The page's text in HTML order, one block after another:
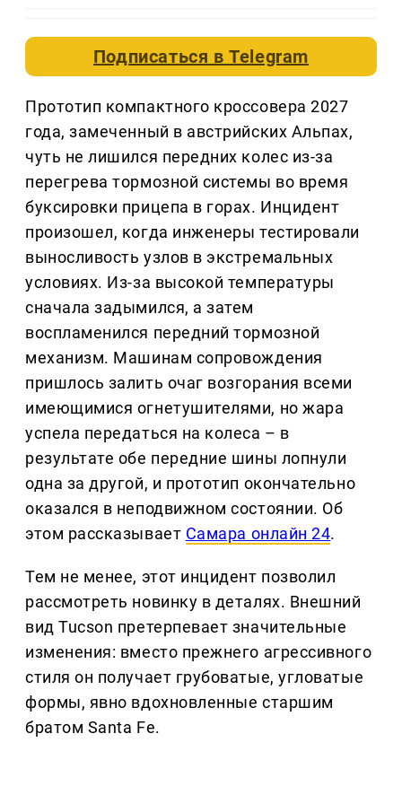
Подписаться вTelegram
Прототип компактного кроссовера 2027
года, замеченный в австрийских Альпах,
чуть не лишился передних колес из-за
перегрева тормозной системы во время
буксировки прицепа в горах. Инцидент
произошел, когда инженеры тестировали
выносливость узлов в экстремальных
условиях. Из-за высокой температуры
сначала задымился, а затем
воспламенился передний тормозной
механизм. Машинам сопровождения
пришлось залить очаг возгорания всеми
имеющимися огнетушителями, но жара
успела передаться на колеса – в
результате обе передние шины лопнули
одна за другой, и прототип окончательно
оказался в неподвижном состоянии. Об
этом рассказывает Самара онлайн 24.
Тем не менее, этот инцидент позволил
рассмотреть новинку в деталях. Внешний
вид Tucson претерпевает значительные
изменения: вместо прежнего агрессивного
стиля он получает грубоватые, угловатые
формы, явно вдохновленные старшим
братом Santa Fe.